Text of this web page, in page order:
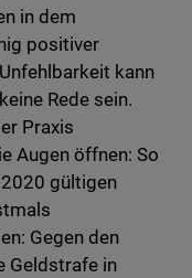
in dem
positiver
kann
Rede sein.
Praxis
Augen öffnen: So
gültigen
Gegen den
Geldstrafe in